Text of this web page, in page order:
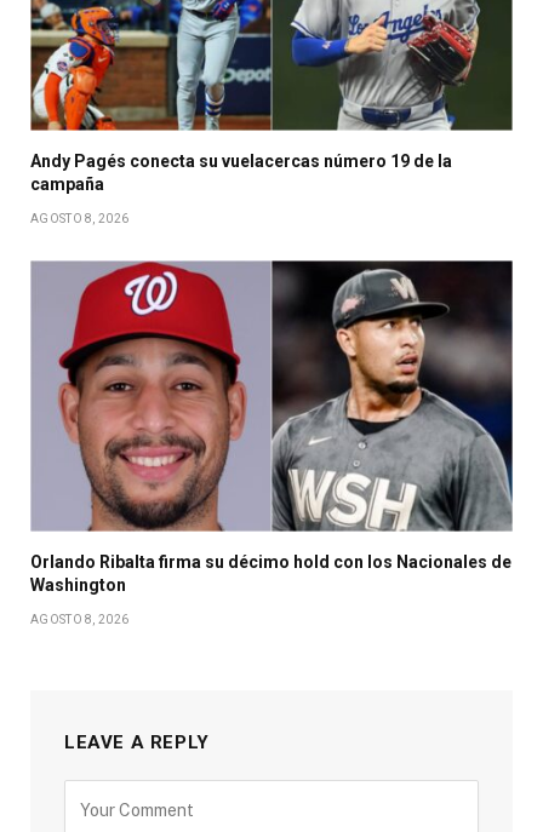
Andy Pagés conecta su vuelacercas número 19 de la
campaña
AGOSTO 8, 2026
Orlando Ribalta firma su décimo hold con los Nacionales de
Washington
AGOSTO 8, 2026
LEAVE A REPLY